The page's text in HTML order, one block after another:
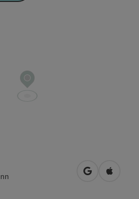
in Google
in